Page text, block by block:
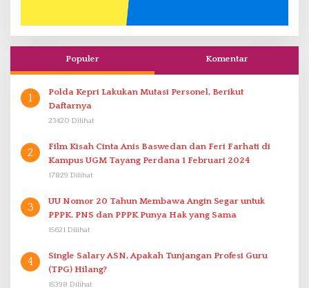
Populer Komentar
1
Polda Kepri Lakukan Mutasi Personel, Berikut
Daftarnya
23420 Dilihat
2
Film Kisah Cinta Anis Baswedan dan Feri Farhati di
Kampus UGM Tayang Perdana 1 Februari 2024
17829 Dilihat
3
UU Nomor 20 Tahun Membawa Angin Segar untuk
PPPK. PNS dan PPPK Punya Hak yang Sama
15621 Dilihat
4
Single Salary ASN, Apakah Tunjangan Profesi Guru
(TPG) Hilang?
15398 Dilihat